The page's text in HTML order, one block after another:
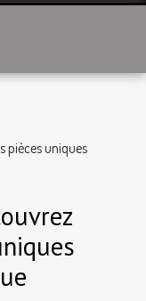
pièces uniques